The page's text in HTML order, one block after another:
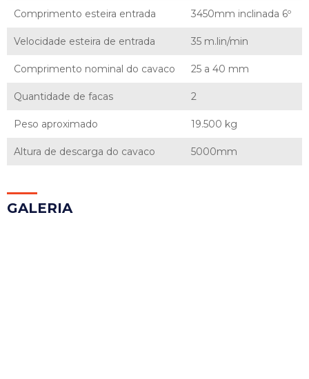
Comprimento esteira entrada 3450mm inclinada 6º
Velocidade esteira de entrada 35 m.lin/min
Comprimento nominal do cavaco 25 a 40 mm
Quantidade de facas 2
Peso aproximado 19.500 kg
Altura de descarga do cavaco 5000mm
GALERIA